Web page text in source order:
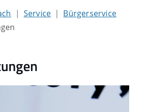
Service
Bürgerservice